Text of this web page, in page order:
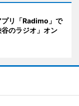
プリ「Radimo」で
のラジオ」オン